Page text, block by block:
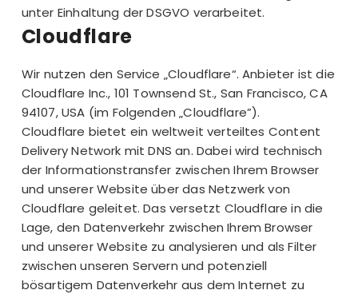
unter Einhaltung der DSGVO verarbeitet.
Cloudflare
Wir nutzen den Service „Cloudflare“. Anbieter ist die
Cloudflare Inc., 101 Townsend St., San Francisco, CA
94107, USA (im Folgenden „Cloudflare”).
Cloudflare bietet ein weltweit verteiltes Content
Delivery Network mit DNS an. Dabei wird technisch
der Informationstransfer zwischen Ihrem Browser
und unserer Website über das Netzwerk von
Cloudflare geleitet. Das versetzt Cloudflare in die
Lage, den Datenverkehr zwischen Ihrem Browser
und unserer Website zu analysieren und als Filter
zwischen unseren Servern und potenziell
bösartigem Datenverkehr aus dem Internet zu